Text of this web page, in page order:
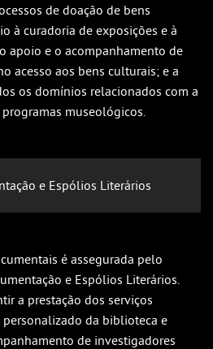
de doação de bens
à curadoria de exposições e à
apoio e o acompanhamento de
acesso aos bens culturais; e a
os domínios relacionados com a
museológicos.
e Espólios Literários
é assegurada pelo
e Espólios Literários.
a prestação dos serviços
da biblioteca e
de investigadores